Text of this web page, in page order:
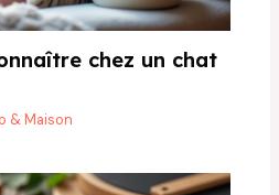
chez un chat
& Maison